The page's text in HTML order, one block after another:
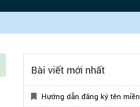
Bài viết mới nhất
Hướng dẫn đăng ký tên miền